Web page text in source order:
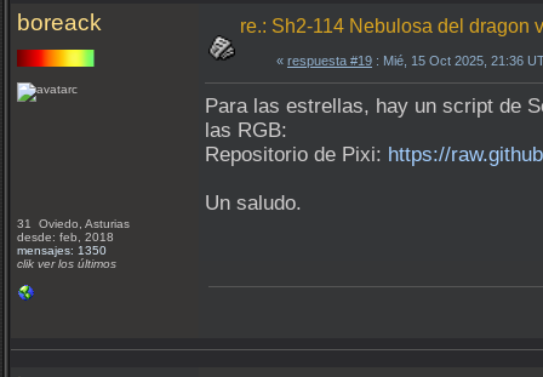
boreack
31 Oviedo, Asturias
desde: feb, 2018
mensajes: 1350
clik ver los últimos
re.: Sh2-114 Nebulosa del dragon
« respuesta #19 : Mié, 15 Oct 2025, 21:36
Para las estrellas, hay un script de
las RGB:
Repositorio de Pixi: https://
Un saludo.